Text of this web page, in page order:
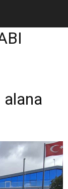
alana